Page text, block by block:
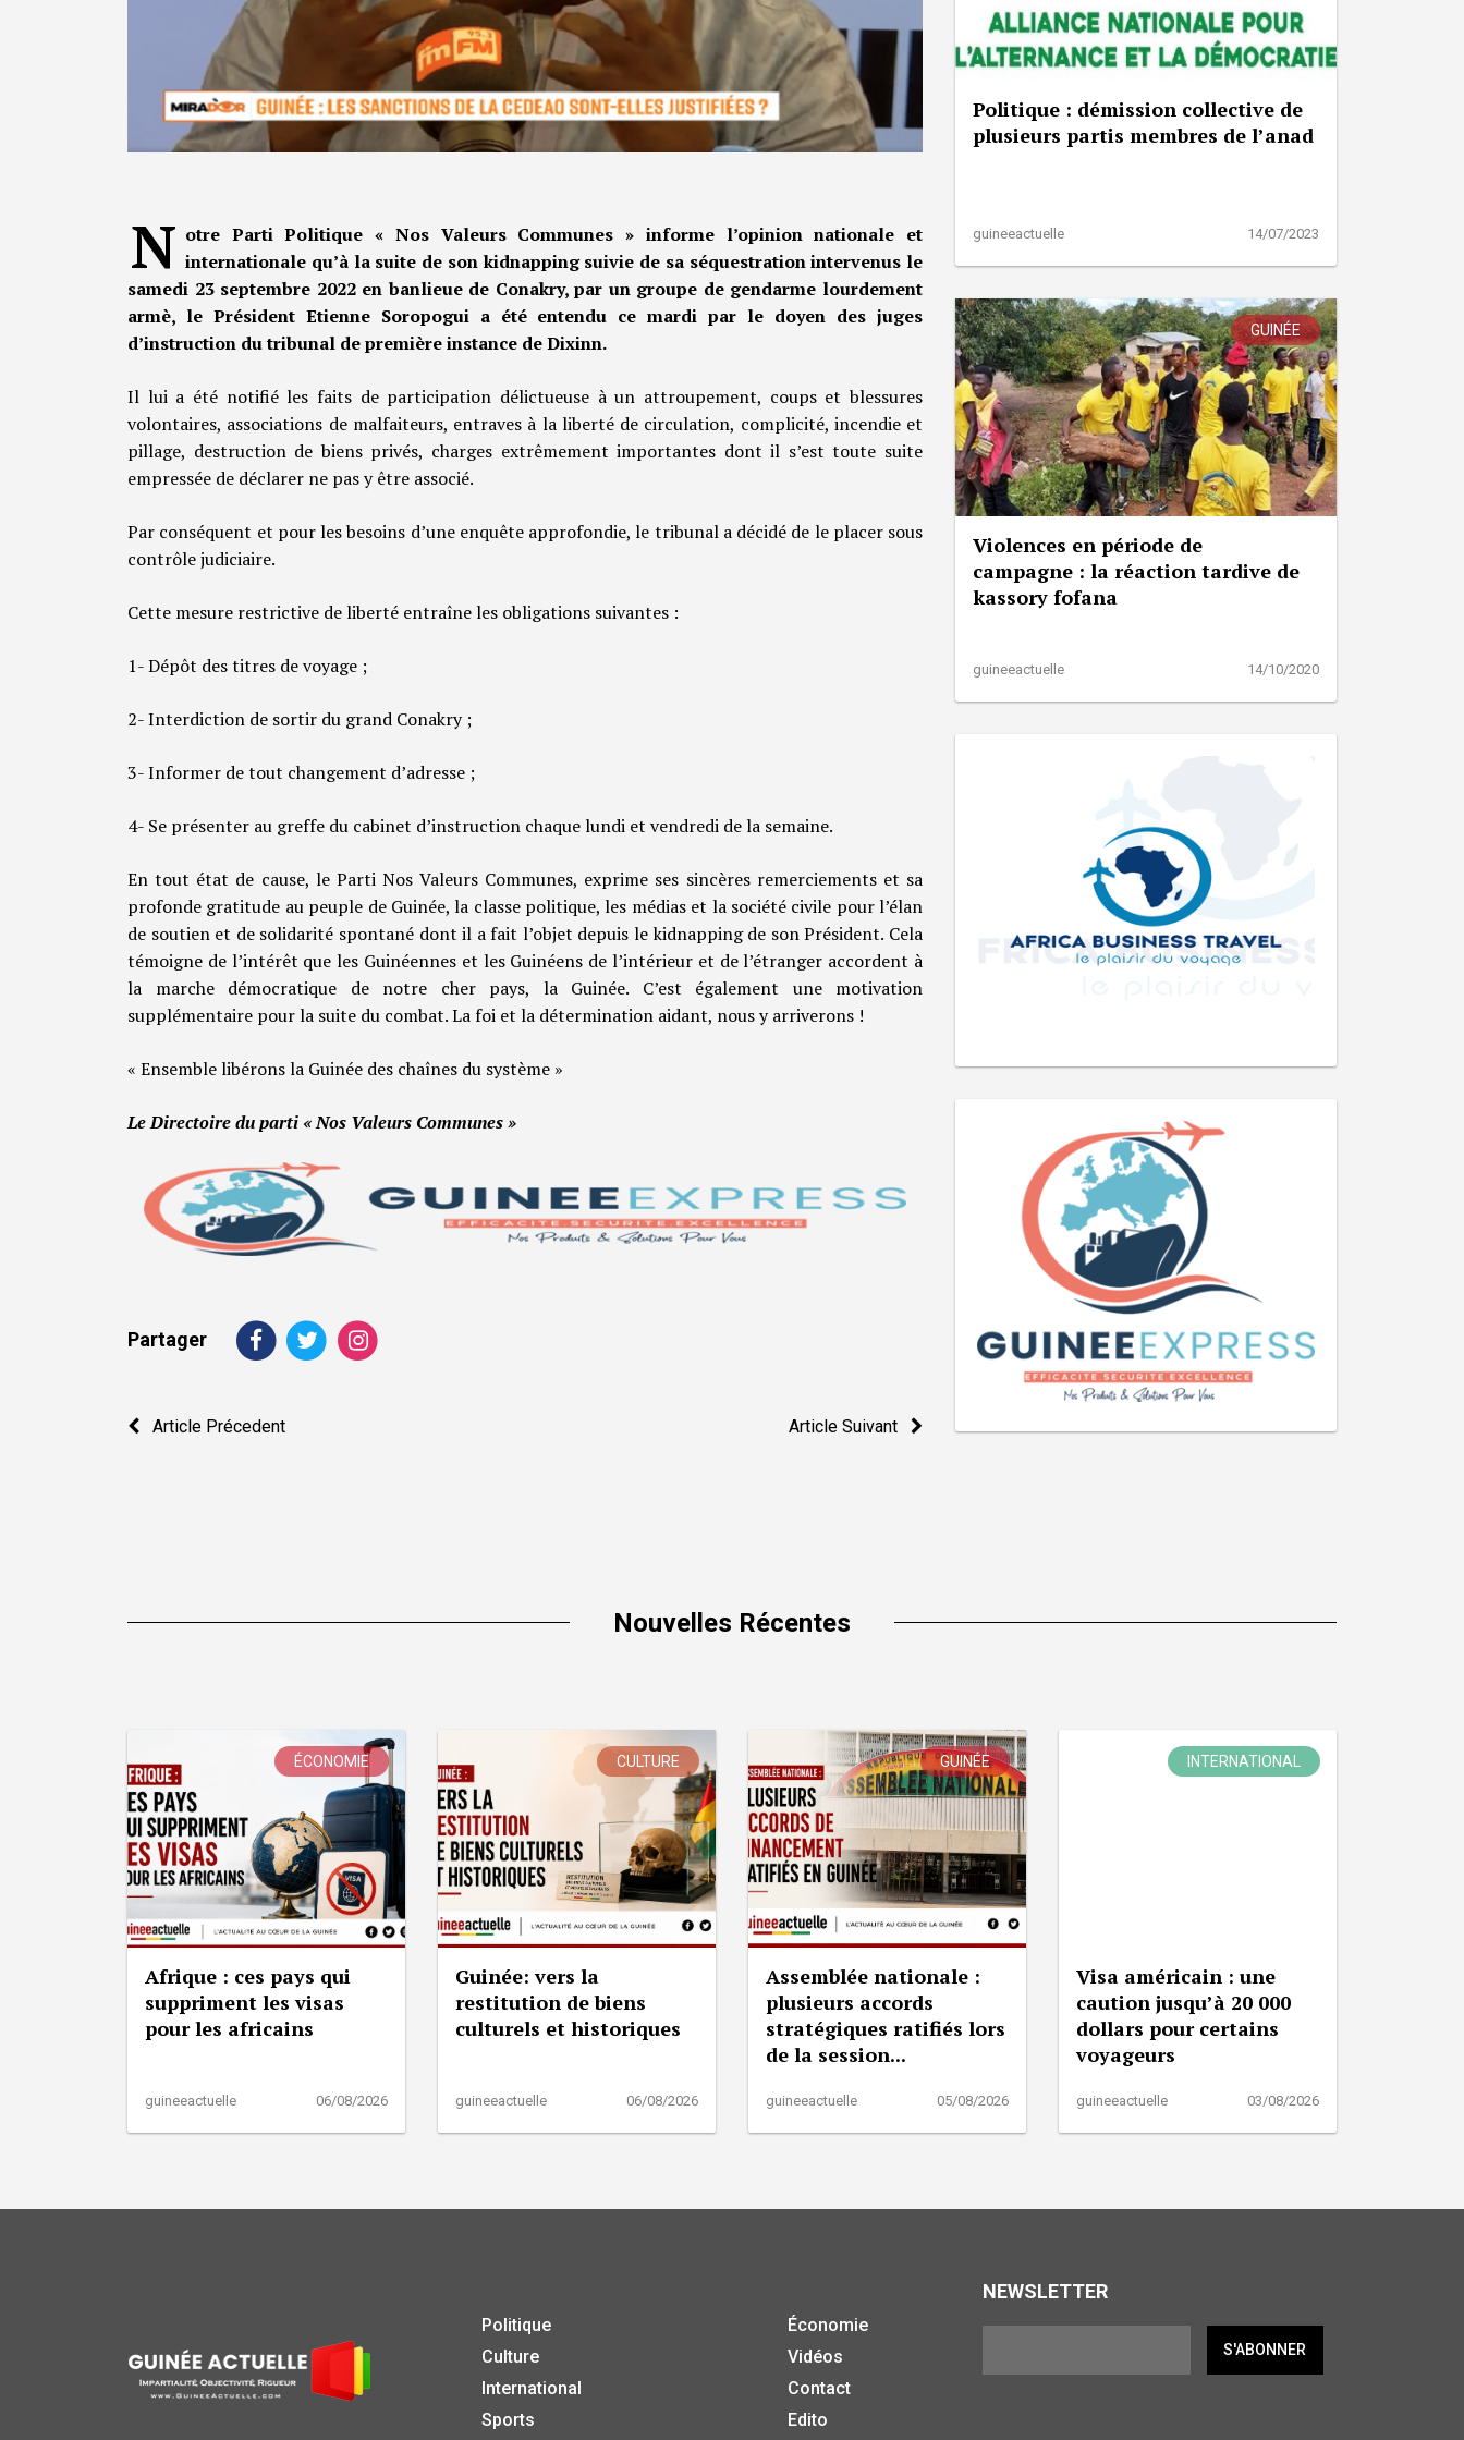
N otre Parti Politique « Nos Valeurs Communes » informe l’opinion nationale et
internationale qu’à la suite de son kidnapping suivie de sa séquestration intervenus le
samedi 23 septembre 2022 en banlieue de Conakry, par un groupe de gendarme lourdement
armè, le Président Etienne Soropogui a été entendu ce mardi par le doyen des juges
d’instruction du tribunal de première instance de Dixinn.
Il lui a été notifié les faits de participation délictueuse à un attroupement, coups et blessures
volontaires, associations de malfaiteurs, entraves à la liberté de circulation, complicité, incendie et
pillage, destruction de biens privés, charges extrêmement importantes dont il s’est toute suite
empressée de déclarer ne pas y être associé.
Par conséquent et pour les besoins d’une enquête approfondie, le tribunal a décidé de le placer sous
contrôle judiciaire.
Cette mesure restrictive de liberté entraîne les obligations suivantes :
1- Dépôt des titres de voyage ;
2- Interdiction de sortir du grand Conakry ;
3- Informer de tout changement d’adresse ;
4- Se présenter au greffe du cabinet d’instruction chaque lundi et vendredi de la semaine.
En tout état de cause, le Parti Nos Valeurs Communes, exprime ses sincères remerciements et sa
profonde gratitude au peuple de Guinée, la classe politique, les médias et la société civile pour l’élan
de soutien et de solidarité spontané dont il a fait l’objet depuis le kidnapping de son Président. Cela
témoigne de l’intérêt que les Guinéennes et les Guinéens de l’intérieur et de l’étranger accordent à
la marche démocratique de notre cher pays, la Guinée. C’est également une motivation
supplémentaire pour la suite du combat. La foi et la détermination aidant, nous y arriverons !
« Ensemble libérons la Guinée des chaînes du système »
Le Directoire du parti « Nos Valeurs Communes »
Partager
Navigation
Article Précedent Article Suivant
Politique : démission collective de
plusieurs partis membres de l’anad
guineeactuelle 14/07/2023
GUINÉE
Violences en période de
campagne : la réaction tardive de
kassory fofana
guineeactuelle 14/10/2020
Nouvelles Récentes
ÉCONOMIE
Afrique : ces pays qui
suppriment les visas
pour les africains
guineeactuelle 06/08/2026
CULTURE
Guinée: vers la
restitution de biens
culturels et historiques
guineeactuelle 06/08/2026
GUINÉE
Assemblée nationale :
plusieurs accords
stratégiques ratifiés lors
de la session...
guineeactuelle 05/08/2026
INTERNATIONAL
Visa américain : une
caution jusqu’à 20 000
dollars pour certains
voyageurs
guineeactuelle 03/08/2026
Politique
Culture
International
Sports
Économie
Vidéos
Contact
Edito
NEWSLETTER
S'ABONNER